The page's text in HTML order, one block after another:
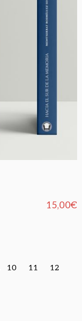
15,00€
10 11
12